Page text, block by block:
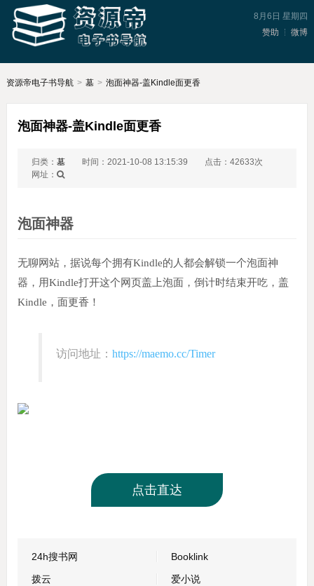
8月6日 星期四
赞助
微博
资源帝电子书导航 > 墓 > 泡面神器-盖Kindle面更香
泡面神器-盖Kindle面更香
归类： 墓 时间：2021-10-08 13:15:39
点击：42633次
网址：
泡面神器
无聊网站，据说每个拥有Kindle的人都会解锁一个泡面神
器，用Kindle打开这个网页盖上泡面，倒计时结束开吃，盖
Kindle，面更香！
访问地址： https://maemo.cc/Timer
点击直达
24h搜书网
Booklink
拨云
爱小说